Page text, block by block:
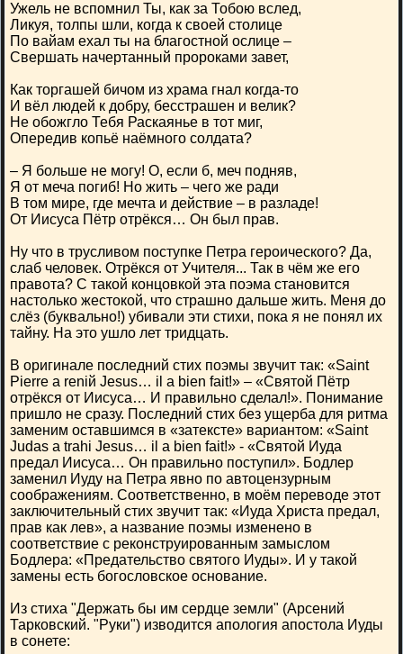
Ужель не вспомнил Ты, как за Тобою вслед,
Ликуя, толпы шли, когда к своей столице
По вайам ехал ты на благостной ослице –
Свершать начертанный пророками завет,
Как торгашей бичом из храма гнал когда-то
И вёл людей к добру, бесстрашен и велик?
Не обожгло Тебя Раскаянье в тот миг,
Опередив копьё наёмного солдата?
– Я больше не могу! О, если б, меч подняв,
Я от меча погиб! Но жить – чего же ради
В том мире, где мечта и действие – в разладе!
От Иисуса Пётр отрёкся… Он был прав.
Ну что в трусливом поступке Петра героического? Да,
слаб человек. Отрёкся от Учителя... Так в чём же его
правота? С такой концовкой эта поэма становится
настолько жестокой, что страшно дальше жить. Меня до
слёз (буквально!) убивали эти стихи, пока я не понял их
тайну. На это ушло лет тридцать.
В оригинале последний стих поэмы звучит так: «Saint
Pierre a reniй Jesus… il a bien fait!» – «Святой Пётр
отрёкся от Иисуса… И правильно сделал!». Понимание
пришло не сразу. Последний стих без ущерба для ритма
заменим оставшимся в «затексте» вариантом: «Saint
Judas a trahi Jesus… il a bien fait!» - «Святой Иуда
предал Иисуса… Он правильно поступил». Бодлер
заменил Иуду на Петра явно по автоцензурным
соображениям. Соответственно, в моём переводе этот
заключительный стих звучит так: «Иуда Христа предал,
прав как лев», а название поэмы изменено в
соответствие с реконструированным замыслом
Бодлера: «Предательство святого Иуды». И у такой
замены есть богословское основание.
Из стиха "Держать бы им сердце земли" (Арсений
Тарковский. "Руки") изводится апология апостола Иуды
в сонете: